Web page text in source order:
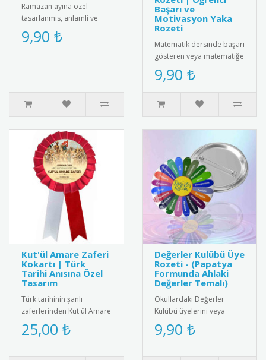
Ramazan ayina ozel
tasarlanmis, anlamli ve
estetik rozeti kesfedin.
Kiyafetlerinize sik bir
9,90 ₺
Başarı ve
Motivasyon Yaka
Rozeti
Matematik dersinde başarı
gösteren veya matematiğe
ilgi duyan öğrencileri
motive etmenin en
eğlencel..
9,90 ₺
Kut'ül Amare Zaferi
Kokartı | Türk
Tarihi Anısına Özel
Tasarım
Türk tarihinin şanlı
zaferlerinden Kut'ül Amare
muharebesinin anısına
özel tasarlanmış kokart.
25,00 ₺
Değerler Kulübü Üye
Rozeti - (Papatya
Formunda Ahlaki
Değerler Temalı)
Okullardaki Değerler
Kulübü üyelerini veya
değerler eğitiminde
başarılı olan öğrencileri
9,90 ₺